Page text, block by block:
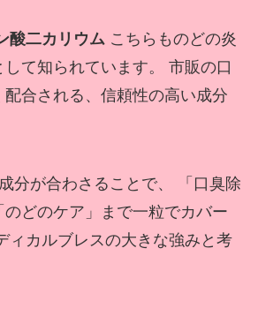
酸二カリウム こちらものどの炎
て知られています。 市販の口
合される、信頼性の高い成分
分が合わさることで、 「口臭除
どのケア」まで一粒でカバー
ィカルブレスの大きな強みと考